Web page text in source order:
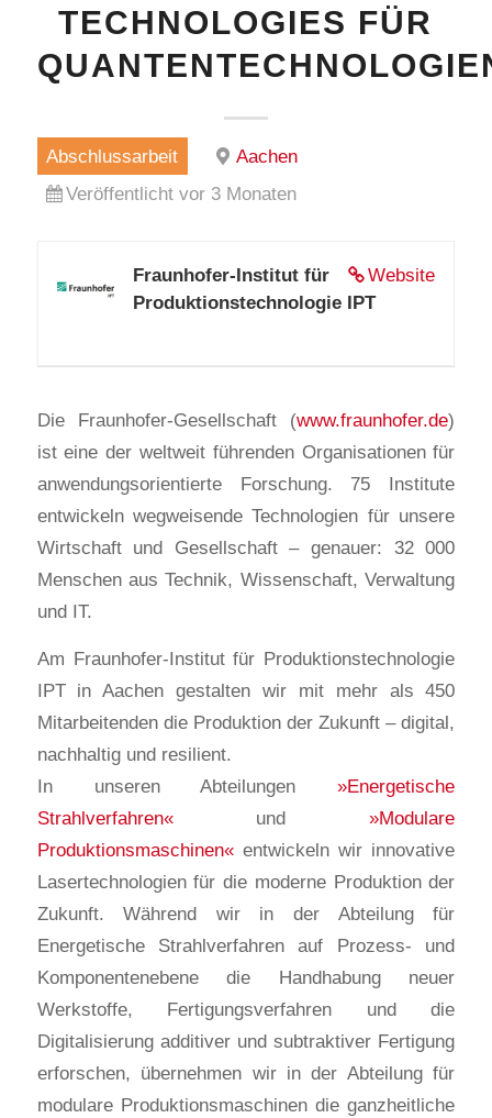
TECHNOLOGIES FÜR
Abschlussarbeit
Aachen
Veröffentlicht vor 3 Monaten
Website
Fraunhofer-Institut für
Produktionstechnologie IPT
Die Fraunhofer-Gesellschaft (www.fraunhofer.de)
ist eine der weltweit führenden Organisationen für
anwendungsorientierte Forschung. 75 Institute
entwickeln wegweisende Technologien für unsere
Wirtschaft und Gesellschaft – genauer: 32 000
Menschen aus Technik, Wissenschaft, Verwaltung
und IT.
Am Fraunhofer-Institut für Produktionstechnologie
IPT in Aachen gestalten wir mit mehr als 450
Mitarbeitenden die Produktion der Zukunft – digital,
nachhaltig und resilient.
In unseren Abteilungen»Energetische
Strahlverfahren«und»Modulare
Produktionsmaschinen«entwickeln wir innovative
Lasertechnologien für die moderne Produktion der
Zukunft. Während wir in der Abteilung für
Energetische Strahlverfahren auf Prozess- und
Komponentenebene die Handhabung neuer
Werkstoffe, Fertigungsverfahren und die
Digitalisierung additiver und subtraktiver Fertigung
erforschen, übernehmen wir in der Abteilung für
modulare Produktionsmaschinen die ganzheitliche